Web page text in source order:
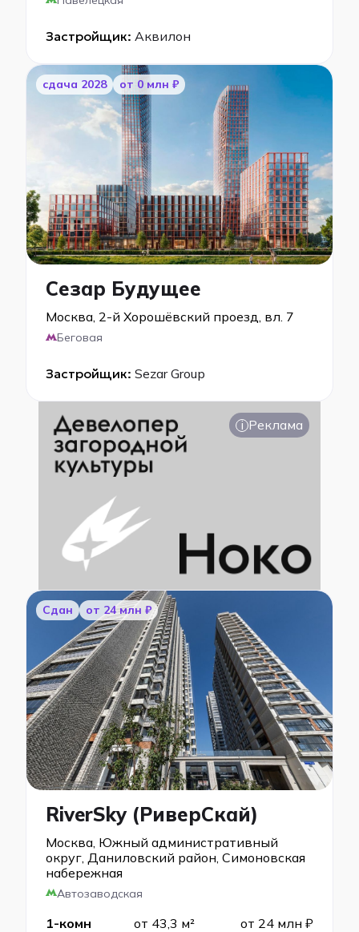
Застройщик: Аквилон
cдача 2028 от 0 млн ₽
Сезар Будущее
Москва, 2-й Хорошёвский проезд, вл. 7
Беговая
Застройщик: Sezar Group
i Реклама
Сдан от 24 млн ₽
RiverSky (РиверСкай)
Москва, Южный административный
округ, Даниловский район, Симоновская
набережная
Автозаводская
1-комн от 43,3 м²
от 24 млн ₽